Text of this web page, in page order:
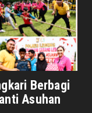
Penuh
Berbagi
Asuhan